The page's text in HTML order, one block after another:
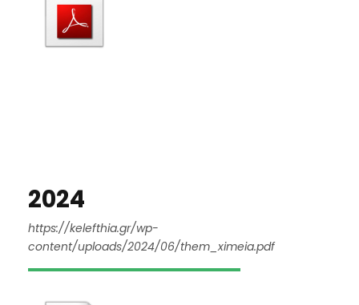
2024
https://kelefthia.gr/wp-
content/uploads/2024/06/them_ximeia.pdf